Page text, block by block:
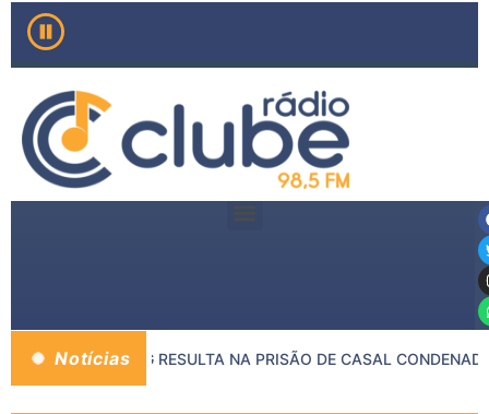
Notícias
MP E PMMG RESULTA NA PRISÃO DE CASAL